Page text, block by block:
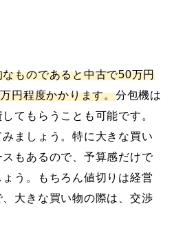
ものであると中古で50万円
円程度かかります。分包機は
てもらうことも可能です。
ましょう。特に大きな買い
もあるので、予算感だけで
う。もちろん値切りは経営
大きな買い物の際は、交渉